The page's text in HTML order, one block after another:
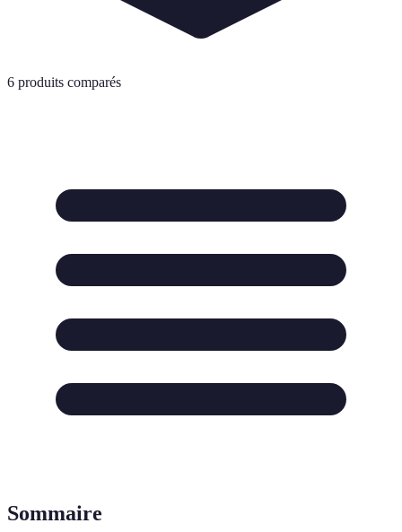
6 produits comparés
Sommaire